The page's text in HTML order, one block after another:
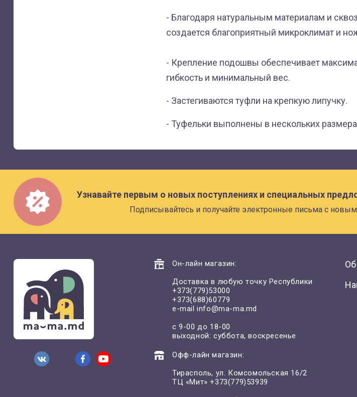
- Благодаря натуральным материалам и
создается благоприятный микроклимат и
- Крепление подошвы обеспечивает
гибкость и минимальный вес.
- Застегиваются туфли на крепкую липучку.
- Туфельки выполнены в нескольких
Узнавайте первым о новых поступлениях и специальных
Подписывайтесь и получайте электронные письма с
Он-лайн магазин:
Доставка в любую точку Республики
+373(779)53000
+373(688)60779
e-mailinfo@ma-ma.md
с 9-00 до 18-00
выходной: суббота, воскресенье
Офф-лайн магазин:
Тирасполь, ул. Комсомольская 16/2
ТЦ «Мит»+373(779)53939
Об